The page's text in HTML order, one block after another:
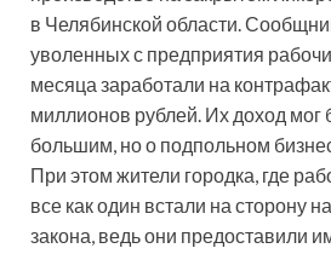
в Челябинской области.
уволенных с предприятия
месяца заработали на
миллионов рублей. Их доход мог
большим, но о подпольном
При этом жители городка, где
все как один встали на сторону
закона, ведь они предоставили